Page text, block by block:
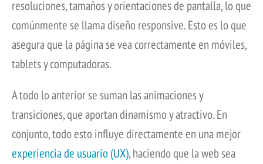
resoluciones, tamaños y orientaciones de pantalla, lo que
comúnmente se llama diseño responsive. Esto es lo que
asegura que la página se vea correctamente en móviles,
tablets y computadoras.
A todo lo anterior se suman las animaciones y
transiciones, que aportan dinamismo y atractivo. En
conjunto, todo esto influye directamente en una mejor
experiencia de usuario (UX), haciendo que la web sea